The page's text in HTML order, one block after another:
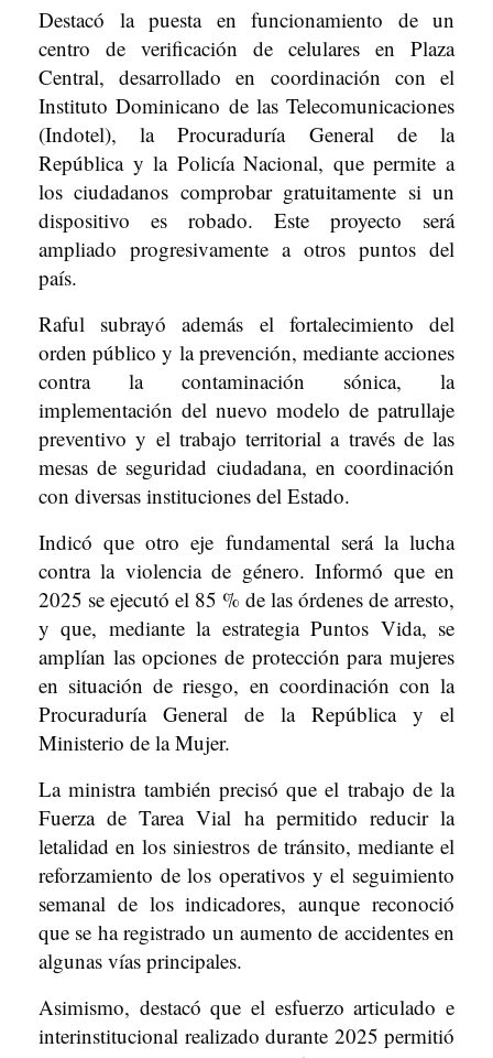
Destacó la puesta en funcionamiento de un
centro de verificación de celulares en Plaza
Central, desarrollado en coordinación con el
Instituto Dominicano de las Telecomunicaciones
(Indotel), la Procuraduría General de la
República y la Policía Nacional, que permite a
los ciudadanos comprobar gratuitamente si un
dispositivo es robado. Este proyecto será
ampliado progresivamente a otros puntos del
país.
Raful subrayó además el fortalecimiento del
orden público y la prevención, mediante acciones
contra la contaminación sónica, la
implementación del nuevo modelo de patrullaje
preventivo y el trabajo territorial a través de las
mesas de seguridad ciudadana, en coordinación
con diversas instituciones del Estado.
Indicó que otro eje fundamental será la lucha
contra la violencia de género. Informó que en
2025 se ejecutó el 85 % de las órdenes de arresto,
y que, mediante la estrategia Puntos Vida, se
amplían las opciones de protección para mujeres
en situación de riesgo, en coordinación con la
Procuraduría General de la República y el
Ministerio de la Mujer.
La ministra también precisó que el trabajo de la
Fuerza de Tarea Vial ha permitido reducir la
letalidad en los siniestros de tránsito, mediante el
reforzamiento de los operativos y el seguimiento
semanal de los indicadores, aunque reconoció
que se ha registrado un aumento de accidentes en
algunas vías principales.
Asimismo, destacó que el esfuerzo articulado e
interinstitucional realizado durante 2025 permitió